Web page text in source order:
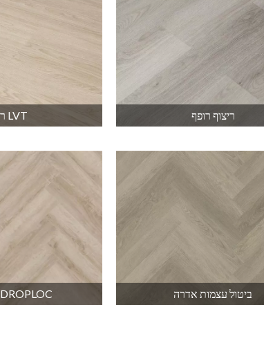
LVT ריצוף ריצוף רופף
DROPLOC של אדרה ביטול עצמות אדרה